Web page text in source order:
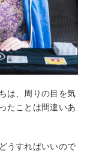
は、周りの目を気
たことは間違いあ
うすればいいので